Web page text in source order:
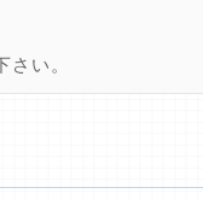
い。